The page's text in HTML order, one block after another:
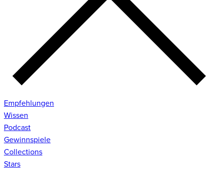
Empfehlungen
Wissen
Podcast
Gewinnspiele
Collections
Stars